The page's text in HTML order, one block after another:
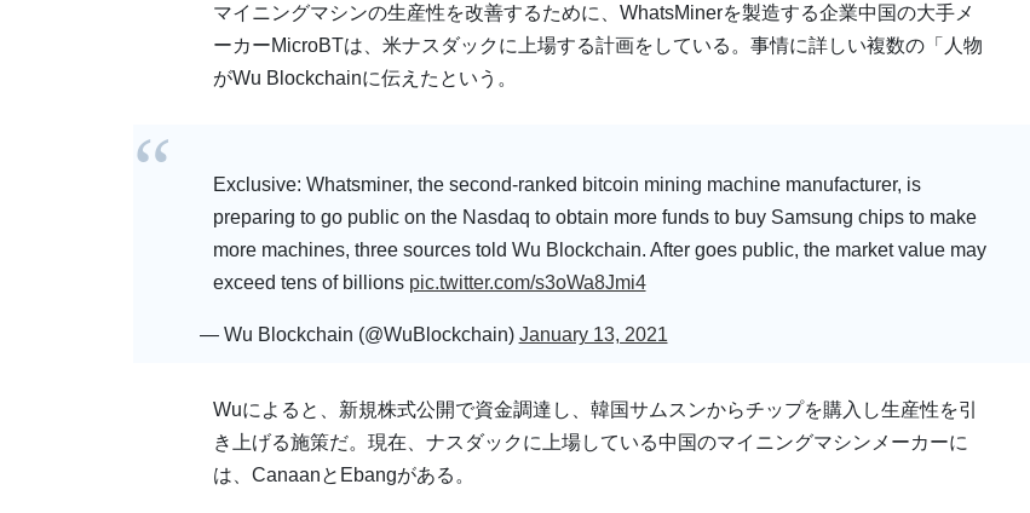
マイニングマシンの生産性を改善するために、WhatsMinerを製造する企業中国の大手メ
ーカーMicroBTは、米ナスダックに上場する計画をしている。事情に詳しい複数の「人物
がWu Blockchainに伝えたという。
Exclusive: Whatsminer, the second-ranked bitcoin mining machine manufacturer, is
preparing to go public on the Nasdaq to obtain more funds to buy Samsung chips to make
more machines, three sources told Wu Blockchain. After goes public, the market value may
exceed tens of billions pic.twitter.com/s3oWa8Jmi4
— Wu Blockchain (@WuBlockchain) January 13, 2021
Wuによると、新規株式公開で資金調達し、韓国サムスンからチップを購入し生産性を引
き上げる施策だ。現在、ナスダックに上場している中国のマイニングマシンメーカーに
は、CanaanとEbangがある。